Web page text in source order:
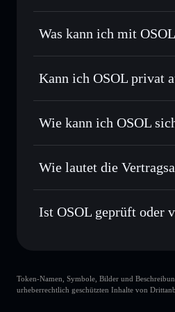
OSOL verifizierter
Was kann ich mit
OSOL
Solflare-
Sofort tauschen– handle
Privat senden– übertrage
Privacy Aggregators
Kann ich OSOL privat
Solflare-Wallet
Wie kann ich OSOL
OSOL
Wie lautet die
Ist OSOL geprüft oder
Token-Namen, Symbole, Bilder und
urheberrechtlich geschützten Inhalte von